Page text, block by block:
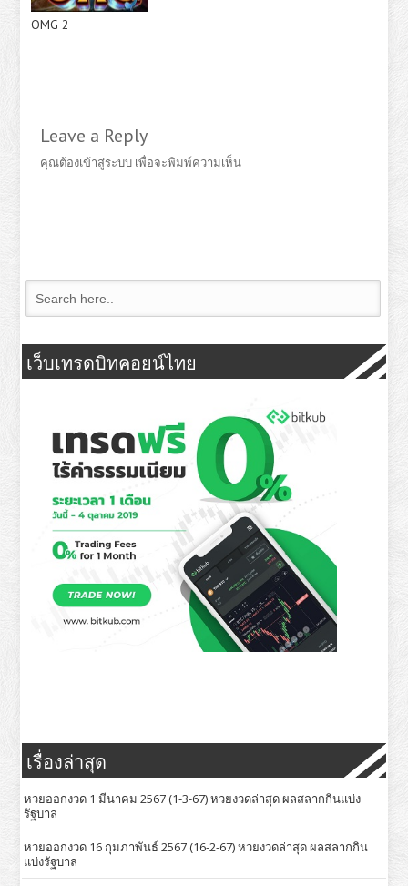
OMG 2
Leave a Reply
คุณต้องเข้าสู่ระบบ เพื่อจะพิมพ์ความเห็น
เว็บเทรดบิทคอยน์ไทย
เรื่องล่าสุด
หวยออกงวด 1 มีนาคม 2567 (1-3-67) หวยงวดล่าสุด ผลสลากกินแบ่ง
รัฐบาล
หวยออกงวด 16 กุมภาพันธ์ 2567 (16-2-67) หวยงวดล่าสุด ผลสลากกิน
แบ่งรัฐบาล